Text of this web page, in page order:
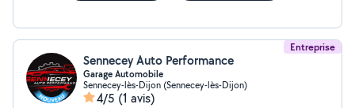
Entreprise
Sennecey Auto Performance
Garage Automobile
Sennecey-lès-Dijon (Sennecey-lès-Dijon)
4/5 (1 avis)